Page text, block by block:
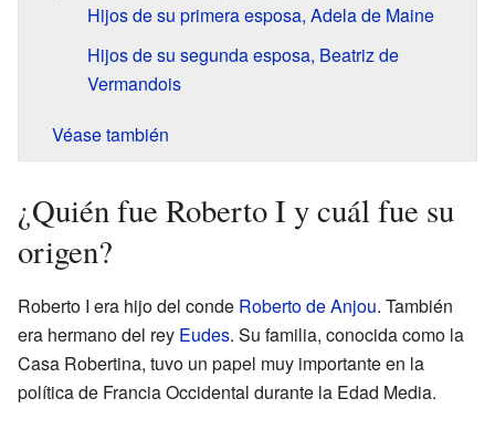
Hijos de su primera esposa, Adela de Maine
Hijos de su segunda esposa, Beatriz de
Vermandois
Véase también
¿Quién fue Roberto I y cuál fue su
origen?
Roberto I era hijo del conde Roberto de Anjou. También
era hermano del rey Eudes. Su familia, conocida como la
Casa Robertina, tuvo un papel muy importante en la
política de Francia Occidental durante la Edad Media.